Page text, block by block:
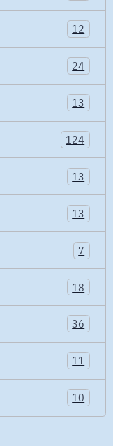
12
24
13
124
13
13
7
18
36
11
10